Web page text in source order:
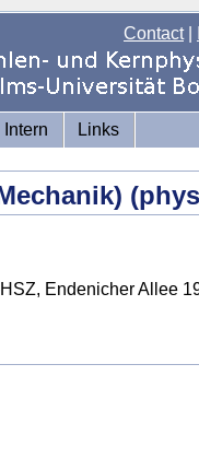
Contact|
Intern Links
Endenicher Allee